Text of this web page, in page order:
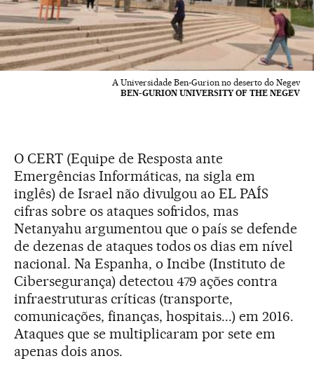
A Universidade Ben-Gurion no deserto do Negev
BEN-GURION UNIVERSITY OF THE NEGEV
O CERT (Equipe de Resposta ante
Emergências Informáticas, na sigla em
inglês) de Israel não divulgou ao EL PAÍS
cifras sobre os ataques sofridos, mas
Netanyahu argumentou que o país se defende
de dezenas de ataques todos os dias em nível
nacional. Na Espanha, o Incibe (Instituto de
Cibersegurança) detectou 479 ações contra
infraestruturas críticas (transporte,
comunicações, finanças, hospitais...) em 2016.
Ataques que se multiplicaram por sete em
apenas dois anos.